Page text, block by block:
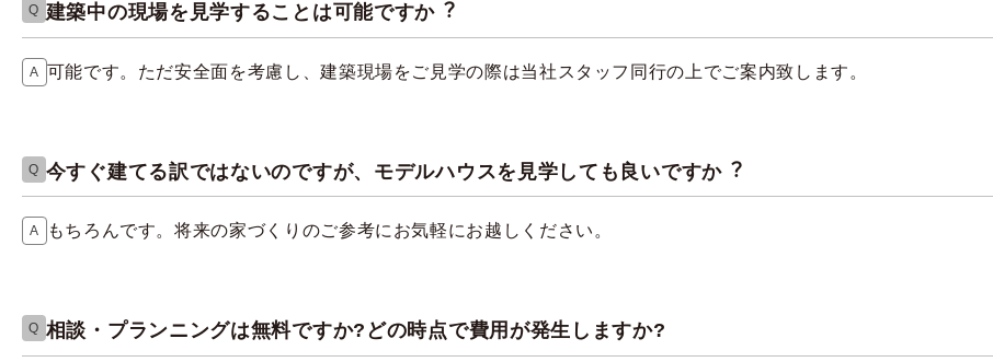
建築中の現場を見学することは可能ですか︖
可能です。ただ安全面を考慮し、建築現場をご見学の際は当社スタッフ同行の上でご案内致します。
今すぐ建てる訳ではないのですが、モデルハウスを見学しても良いですか︖
もちろんです。将来の家づくりのご参考にお気軽にお越しください。
相談・プランニングは無料ですか?どの時点で費用が発生しますか?